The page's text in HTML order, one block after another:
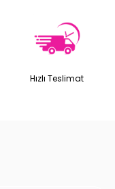
Hızlı Teslimat